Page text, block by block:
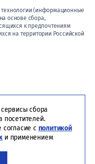
(информационные
основе сбора,
к предпочтениям
на территории Российской
сбора
посетителей.
с политикой
и применением